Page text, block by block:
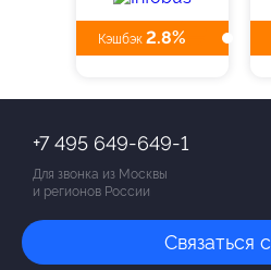
Кэшбэк 2.8%
+7 495 649-649-1
Для звонка из Москвы
и регионов России
Связаться